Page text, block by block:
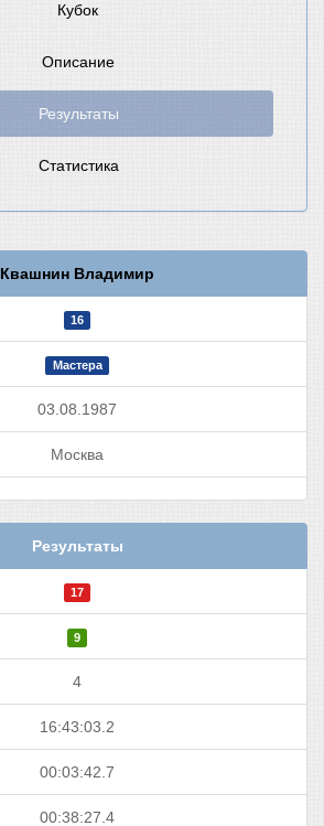
Кубок
Описание
Результаты
Статистика
Квашнин Владимир
16
Мастера
03.08.1987
Москва
Результаты
17
9
4
16:43:03.2
00:03:42.7
00:38:27.4